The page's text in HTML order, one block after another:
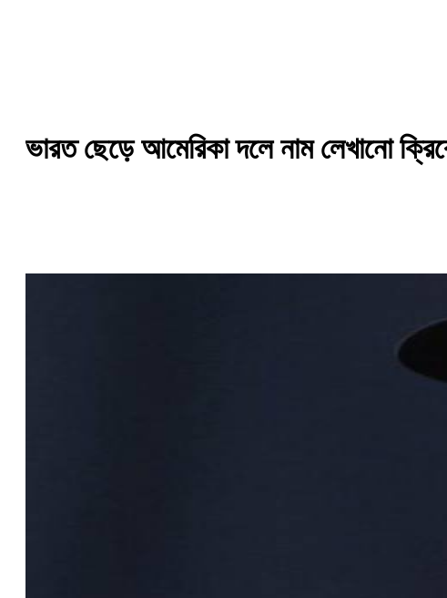
ভারত ছেড়ে আমেরিকা দলে নাম লেখানো